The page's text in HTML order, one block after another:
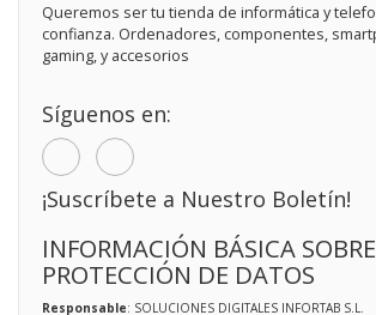
Queremos ser tu tienda de informática y
confianza. Ordenadores, componentes,
gaming, y accesorios
Síguenos en:
¡Suscríbete a Nuestro Boletín!
INFORMACIÓN BÁSICA SOBRE
PROTECCIÓN DE DATOS
Responsable: SOLUCIONES DIGITALES INFORTAB S.L.